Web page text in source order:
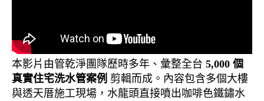
本影片由管乾淨團隊歷時多年、彙整全台 5,000 個
真實住宅洗水管案例 剪輯而成。內容包含多個大樓
與透天厝施工現場，水龍頭直接噴出咖啡色鐵鏽水